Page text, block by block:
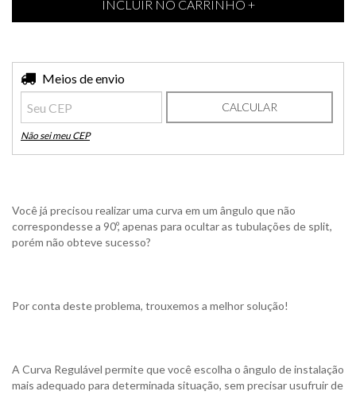
Entregas para o CEP:
Meios de envio
CALCULAR
Não sei meu CEP
Você já precisou realizar uma curva em um ângulo que não
correspondesse a 90º, apenas para ocultar as tubulações de split,
porém não obteve sucesso?
Por conta deste problema, trouxemos a melhor solução!
A Curva Regulável permite que você escolha o ângulo de instalação
mais adequado para determinada situação, sem precisar usufruir de